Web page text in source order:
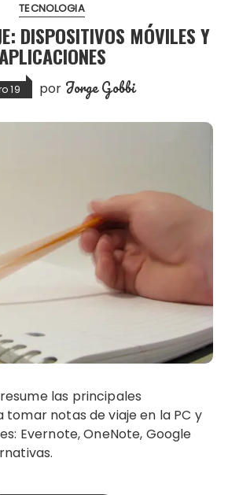
TECNOLOGIA
DISPOSITIVOS MÓVILES Y
19 por Jorge Gobbi
notas de viaje en la PC y
Evernote, OneNote, Google